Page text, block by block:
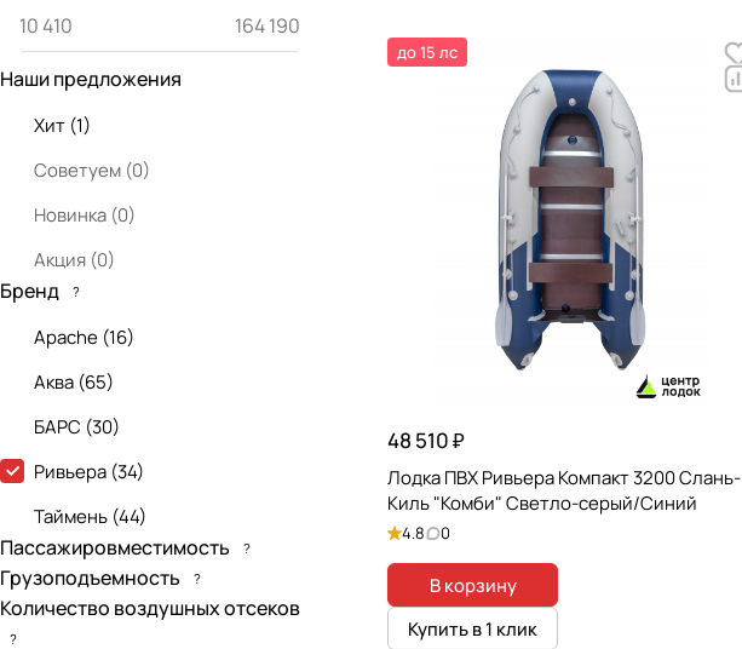
до 15 лс
48 510 ₽
Лодка ПВХ Ривьера Компакт 3200 Слань-
Киль "Комби" Светло-серый/Синий
4.8 0
В корзину
Купить в 1 клик
Наши предложения
Хит (1)
Советуем (0)
Новинка (0)
Акция (0)
Бренд ?
Apache (16)
Аква (65)
БАРС (30)
Ривьера (34)
Таймень (44)
Пассажировместимость ?
Грузоподъемность ?
Количество воздушных отсеков
?